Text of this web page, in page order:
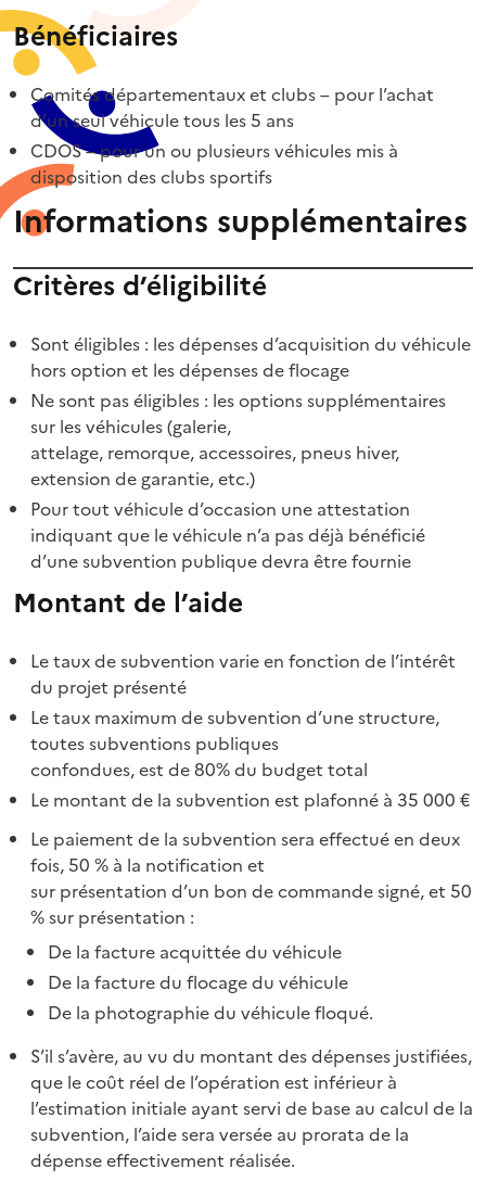
Bénéficiaires
Comités départementaux et clubs – pour l’achat
d’un seul véhicule tous les 5 ans
CDOS – pour un ou plusieurs véhicules mis à
disposition des clubs sportifs
Informations supplémentaires
Critères d’éligibilité
Sont éligibles : les dépenses d’acquisition du véhicule
hors option et les dépenses de flocage
Ne sont pas éligibles : les options supplémentaires
sur les véhicules (galerie,
attelage, remorque, accessoires, pneus hiver,
extension de garantie, etc.)
Pour tout véhicule d’occasion une attestation
indiquant que le véhicule n’a pas déjà bénéficié
d’une subvention publique devra être fournie
Montant de l’aide
Le taux de subvention varie en fonction de l’intérêt
du projet présenté
Le taux maximum de subvention d’une structure,
toutes subventions publiques
confondues, est de 80% du budget total
Le montant de la subvention est plafonné à 35 000 €
Le paiement de la subvention sera effectué en deux
fois, 50 % à la notification et
sur présentation d’un bon de commande signé, et 50
% sur présentation :
De la facture acquittée du véhicule
De la facture du flocage du véhicule
De la photographie du véhicule floqué.
S’il s’avère, au vu du montant des dépenses justifiées,
que le coût réel de l’opération est inférieur à
l’estimation initiale ayant servi de base au calcul de la
subvention, l’aide sera versée au prorata de la
dépense effectivement réalisée.